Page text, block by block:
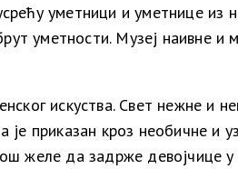
уметници и уметнице из
уметности. Музеј наивне
искуства. Свет нежне и
приказан кроз необичне и
желе да задрже девојчице